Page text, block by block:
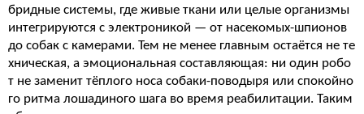
бридные системы, где живые ткани или целые организмы
интегрируются с электроникой — от насекомых-шпионов
до собак с камерами. Тем не менее главным остаётся не те
хническая, а эмоциональная составляющая: ни один робо
т не заменит тёплого носа собаки-поводыря или спокойно
го ритма лошадиного шага во время реабилитации. Таким